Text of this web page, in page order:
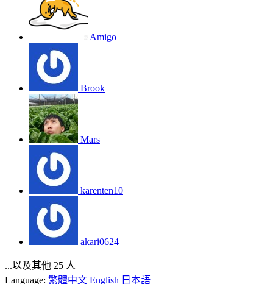
Amigo
Brook
Mars
karenten10
akari0624
...以及其他 25 人
Language: 繁體中文 English 日本語